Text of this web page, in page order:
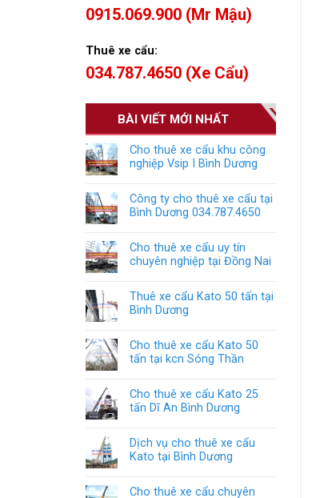
0915.069.900 (Mr Mậu)
Thuê xe cẩu:
034.787.4650 (Xe Cẩu)
BÀI VIẾT MỚI NHẤT
Cho thuê xe cẩu khu công
nghiệp Vsip I Bình Dương
Công ty cho thuê xe cẩu tại
Bình Dương 034.787.4650
Cho thuê xe cẩu uy tín
chuyên nghiệp tại Đồng Nai
Thuê xe cẩu Kato 50 tấn tại
Bình Dương
Cho thuê xe cẩu Kato 50
tấn tại kcn Sóng Thần
Cho thuê xe cẩu Kato 25
tấn Dĩ An Bình Dương
Dịch vụ cho thuê xe cẩu
Kato tại Bình Dương
Cho thuê xe cẩu chuyên